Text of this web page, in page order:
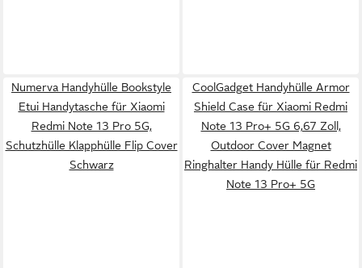
Numerva Handyhülle Bookstyle
Etui Handytasche für Xiaomi
Redmi Note 13 Pro 5G,
Schutzhülle Klapphülle Flip Cover
Schwarz
CoolGadget Handyhülle Armor
Shield Case für Xiaomi Redmi
Note 13 Pro+ 5G 6,67 Zoll,
Outdoor Cover Magnet
Ringhalter Handy Hülle für Redmi
Note 13 Pro+ 5G